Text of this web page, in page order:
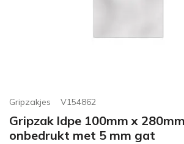
Gripzakjes V154862
Gripzak ldpe 100mm x
onbedrukt met 5 mm gat